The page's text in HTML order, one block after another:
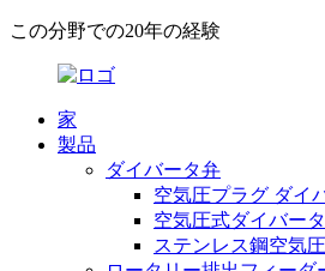
この分野での20年の経験
家
製品
ダイバータ弁
空気圧プラグ ダイ
空気圧式ダイバー
ステンレス鋼空気